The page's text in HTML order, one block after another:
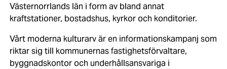
Västernorrlands län i form av bland annat
kraftstationer, bostadshus, kyrkor och konditorier.
Vårt moderna kulturarv är en informationskampanj som
riktar sig till kommunernas fastighetsförvaltare,
byggnadskontor och underhållsansvariga i